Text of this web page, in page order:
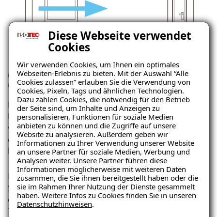
Diese Webseite verwendet
Cookies
Wir verwenden Cookies, um Ihnen ein optimales
Webseiten-Erlebnis zu bieten. Mit der Auswahl “Alle
Cookies zulassen” erlauben Sie die Verwendung von
Cookies, Pixeln, Tags und ähnlichen Technologien.
Dazu zählen Cookies, die notwendig für den Betrieb
der Seite sind, um Inhalte und Anzeigen zu
personalisieren, Funktionen für soziale Medien
anbieten zu können und die Zugriffe auf unsere
Website zu analysieren. Außerdem geben wir
Informationen zu Ihrer Verwendung unserer Website
an unsere Partner für soziale Medien, Werbung und
Analysen weiter. Unsere Partner führen diese
Informationen möglicherweise mit weiteren Daten
zusammen, die Sie ihnen bereitgestellt haben oder die
sie im Rahmen Ihrer Nutzung der Dienste gesammelt
haben. Weitere Infos zu Cookies finden Sie in unseren
Datenschutzhinweisen.
Besser ist die Stoßlüftung, denn so ist ein ausreichender
Luftaustausch garantiert.
Besser ist die so genannte Stoßlüftung. Dabei wird das
Fenster kurzzeitig ganz geöffnet und anschließend
wieder geschlossen. Diese Form der Fensterlüftung
ermöglicht im gleichen Zeitraum einen etwa 30-fach
höheren Luftaustausch als eine Spaltlüftung.
In der Praxis bedeutet das, dass z. B. mit einer
Stoßlüftung bei einem Raum von 40 Kubikmetern,
einer Fensterfläche von 1 Meter und einer
Temperaturdifferenz von 13 Kelvin (K) zwischen Innen-
Ratgeber „Schimmel“
– jetzt kostenlos erhalten!
E-Mail eingeben